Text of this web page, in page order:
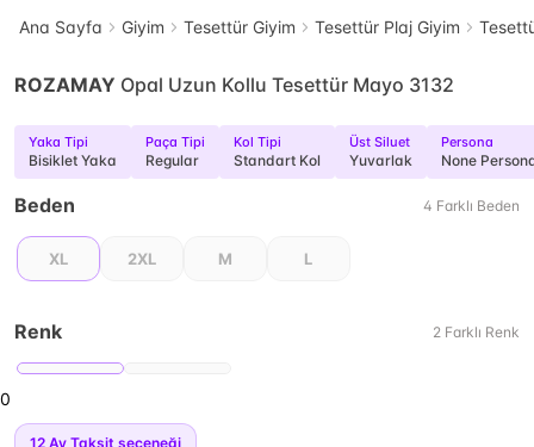
Ana Sayfa Giyim Tesettür Giyim Tesettür Plaj Giyim
ROZAMAY Opal Uzun Kollu Tesettür Mayo 3132
Yaka Tipi
Bisiklet Yaka
Paça Tipi
Regular
Kol Tipi
Standart Kol
Üst Siluet
Yuvarlak
Persona
None
Beden 4 Farklı Beden
XL 2XL M L
Renk 2 Farklı Renk
0
12 Ay Taksit seçeneği